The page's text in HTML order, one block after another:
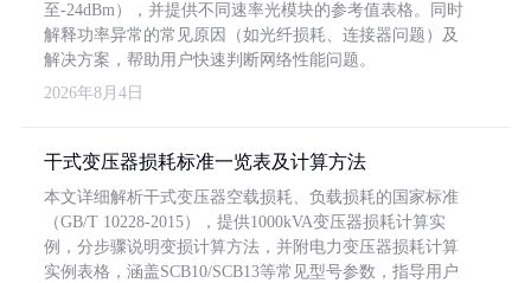
至-24dBm），并提供不同速率光模块的参考值表格。同时
解释功率异常的常见原因（如光纤损耗、连接器问题）及
解决方案，帮助用户快速判断网络性能问题。
2026年8月4日
干式变压器损耗标准一览表及计算方法
本文详细解析干式变压器空载损耗、负载损耗的国家标准
（GB/T 10228-2015），提供1000kVA变压器损耗计算实
例，分步骤说明变损计算方法，并附电力变压器损耗计算
实例表格，涵盖SCB10/SCB13等常见型号参数，指导用户